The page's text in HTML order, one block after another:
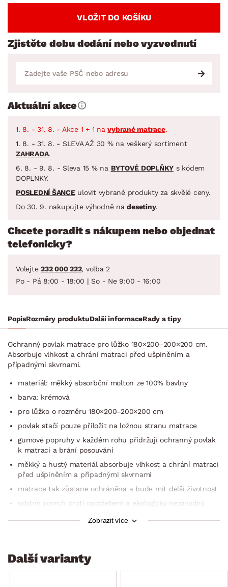
VLOŽIT DO KOŠÍKU
Zjistěte dobu dodání nebo vyzvednutí
Aktuální akce
1. 8. - 31. 8. - Akce 1 + 1 navybrané matrace.
1. 8. - 31. 8. - SLEVA AŽ 30 % na veškerý sortiment
ZAHRADA.
6. 8. - 9. 8. - Sleva 15 % na BYTOVÉ DOPLŇKY s kódem
DOPLNKY.
POSLEDNÍ ŠANCEulovit vybrané produkty za skvělé ceny.
Do 30. 9. nakupujte výhodně nadesetiny.
Chcete poradit s nákupem nebo objednat
telefonicky?
Volejte 232 000 222, volba 2
Po - Pá 8:00 - 18:00 | So - Ne 9:00 - 16:00
PopisRozměry produktuDalší informaceRady a tipy
Ochranný povlak matrace pro lůžko 180×200–200×200 cm.
Absorbuje vlhkost a chrání matraci před ušpiněním a
případnými skvrnami.
materiál: měkký absorbční molton ze 100% bavlny
barva: krémová
pro lůžko o rozměru 180×200–200×200 cm
povlak stačí pouze přiložit na ložnou stranu matrace
gumové popruhy v každém rohu přidržují ochranný povlak
k matraci a brání posouvání
měkký a hustý materiál absorbuje vlhkost a chrání matraci
před ušpiněním a případnými skvrnami
matrace tak zůstane ochráněna a bude mít delší životnost
odolný povrch proti opotřebení a ekologicky nezávadný
snadná údržba s možností praní v pračce až na
Zobrazit více
Další varianty